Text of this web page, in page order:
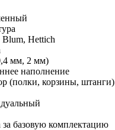
Blum, Hettich
мм, 2 мм)
наполнение
(полки, корзины, штанги)
за базовую комплектацию